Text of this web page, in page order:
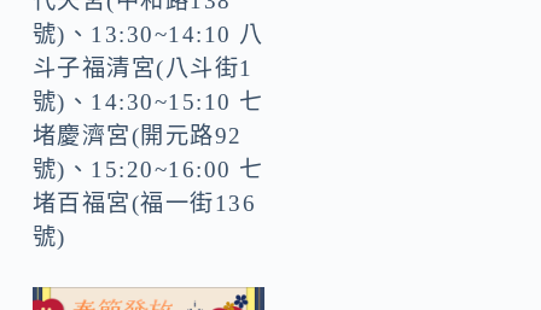
號)、13:30~14:10 八
斗子福清宮(八斗街1
號)、14:30~15:10 七
堵慶濟宮(開元路92
號)、15:20~16:00 七
堵百福宮(福一街136
號)